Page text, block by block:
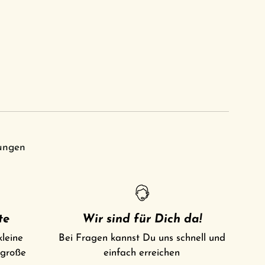
Wir sind für Dich da!
Bei Fragen kannst Du uns schnell und
einfach erreichen